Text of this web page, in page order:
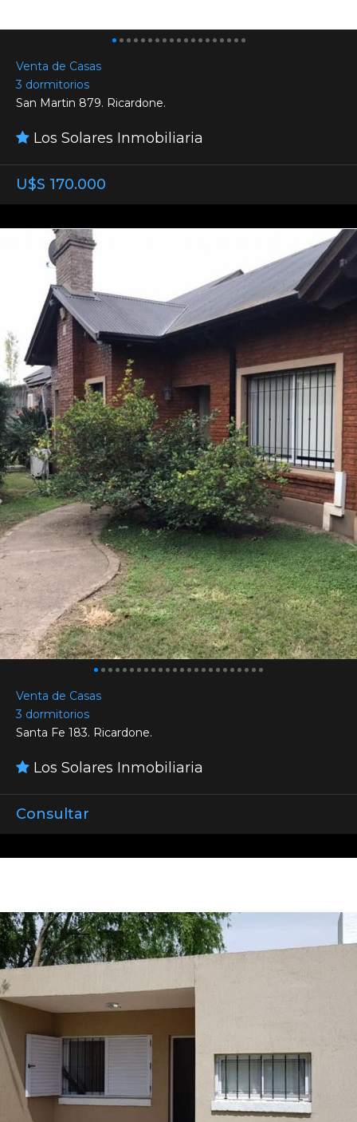
Venta de Casas
3 dormitorios
San Martin 879. Ricardone.
Los Solares Inmobiliaria
U$S 170.000
Venta de Casas
3 dormitorios
Santa Fe 183. Ricardone.
Los Solares Inmobiliaria
Consultar